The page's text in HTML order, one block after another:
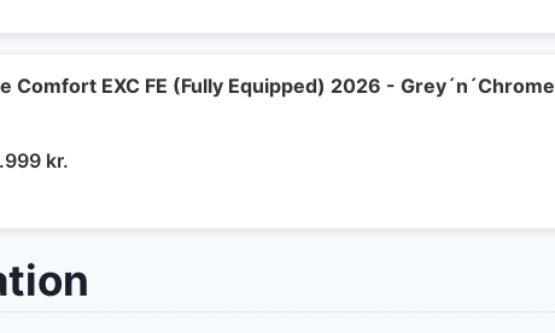
6.599 kr..5.609 kr..
Comfort EXC FE (Fully Equipped) 2026 - Grey´n´Chrome
kr.